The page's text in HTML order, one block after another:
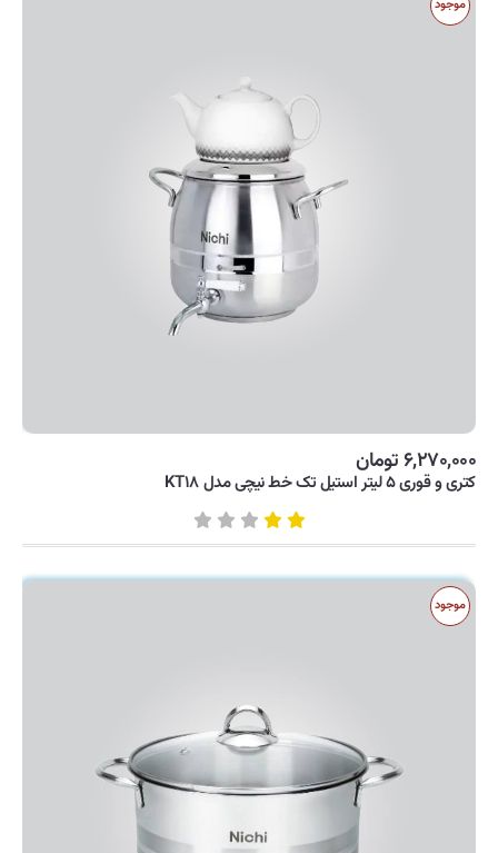
کتری و قوری
موجود
۶,۲۷۰,۰۰۰ تومان
کتری و قوری ۵ لیتر استیل تک خط نیچی مدل KT۱۸
موجود